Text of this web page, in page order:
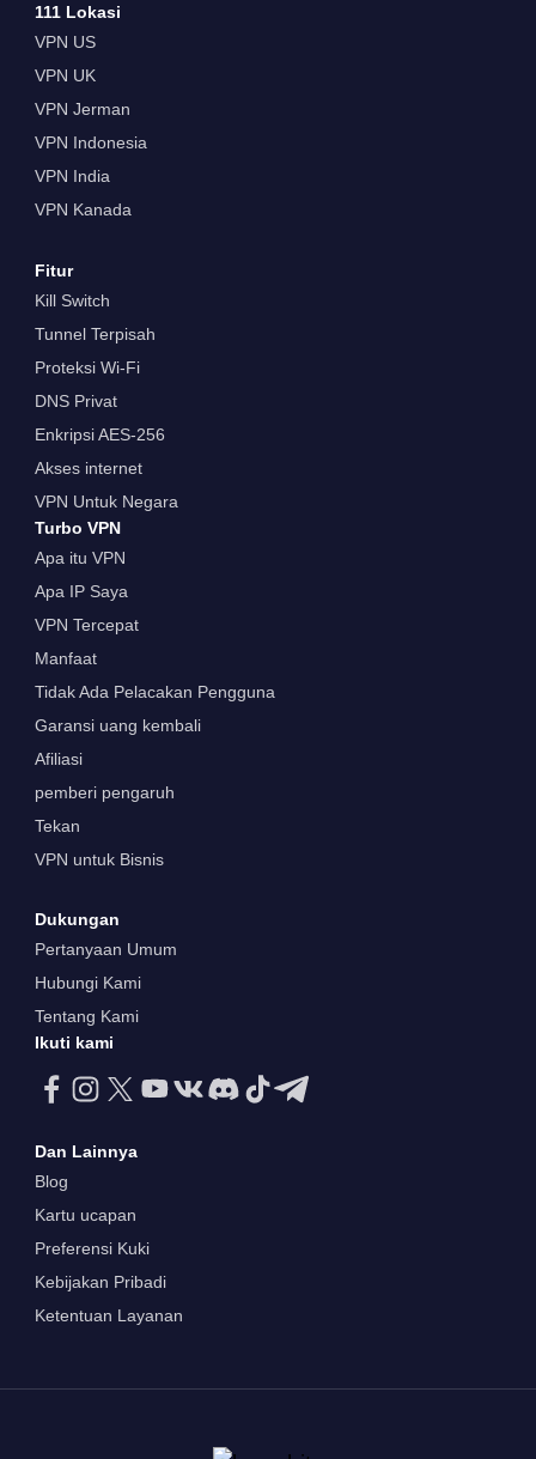
111 Lokasi
VPN US
VPN UK
VPN Jerman
VPN Indonesia
VPN India
VPN Kanada
Fitur
Kill Switch
Tunnel Terpisah
Proteksi Wi-Fi
DNS Privat
Enkripsi AES-256
Akses internet
VPN Untuk Negara
Turbo VPN
Apa itu VPN
Apa IP Saya
VPN Tercepat
Manfaat
Tidak Ada Pelacakan Pengguna
Garansi uang kembali
Afiliasi
pemberi pengaruh
Tekan
VPN untuk Bisnis
Dukungan
Pertanyaan Umum
Hubungi Kami
Tentang Kami
Ikuti kami
Dan Lainnya
Blog
Kartu ucapan
Preferensi Kuki
Kebijakan Pribadi
Ketentuan Layanan